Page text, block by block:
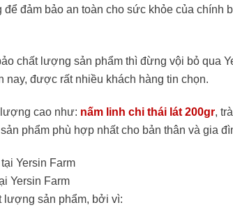
đảm bảo an toàn cho sức khỏe của chính
chất lượng sản phẩm thì đừng vội bỏ qua
được rất nhiều khách hàng tin chọn.
cao như: nấm linh chi thái lát 200gr,
phẩm phù hợp nhất cho bản thân và gia
Yersin Farm
lượng sản phẩm, bởi vì: